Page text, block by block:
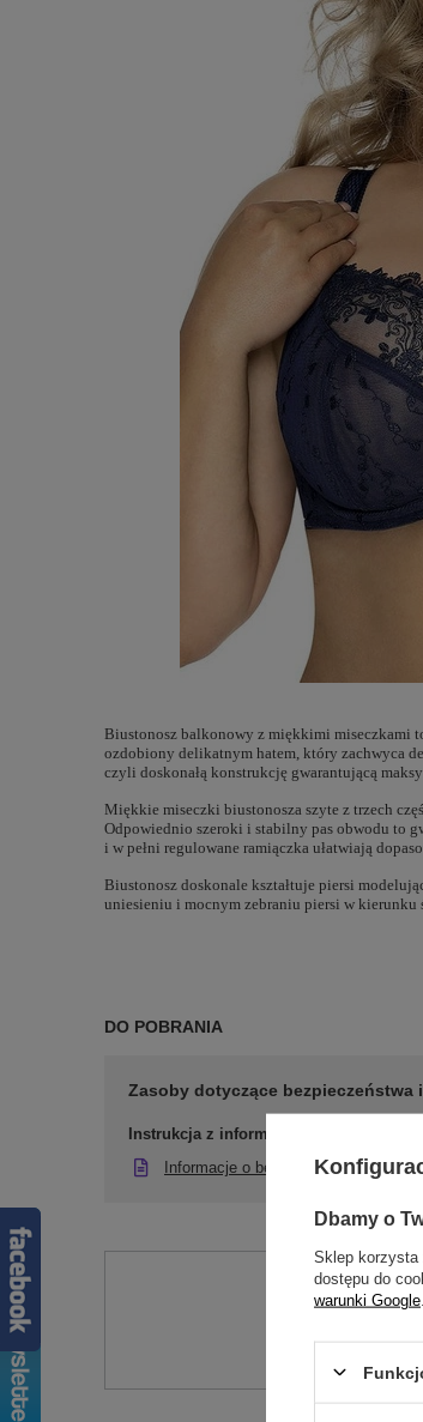
Biustonosz balkonowy z miękkimi miseczkami
ozdobiony delikatnym hatem, który zachwyca
czyli doskonałą konstrukcję gwarantującą
Miękkie miseczki biustonosza szyte z trzech
Odpowiednio szeroki i stabilny pas obwodu to
i w pełni regulowane ramiączka ułatwiają
Biustonosz doskonale kształtuje piersi
uniesieniu i mocnym zebraniu piersi w kierunku
DO POBRANIA
Zasoby dotyczące bezpieczeństwa
Instrukcja z informacją o
Informacje o bezpieczeństwie
Dbamy o
Sklep korzysta
dostępu do
warunki Google